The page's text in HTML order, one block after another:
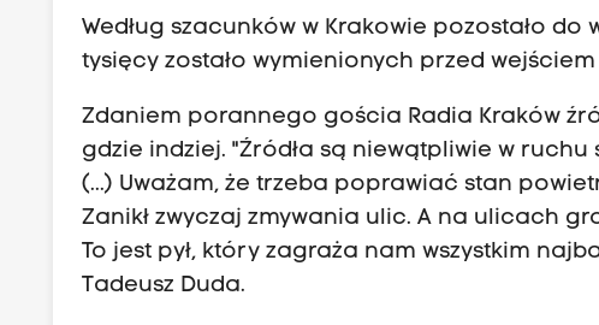
Według szacunków w Krakowie pozostało
tysięcy zostało wymienionych przed wejściem
Zdaniem porannego gościa Radia Kraków
gdzie indziej. "Źródła są niewątpliwie w
(...) Uważam, że trzeba poprawiać stan
Zanikł zwyczaj zmywania ulic. A na ulicach
To jest pył, który zagraża nam wszystkim
Tadeusz Duda.